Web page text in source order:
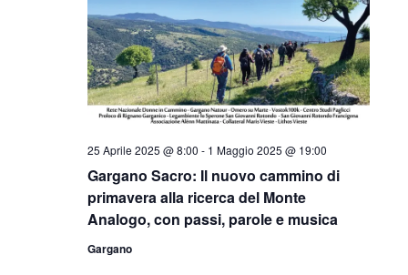
Gargano Sacro: Il nuovo cammino di
primavera alla ricerca del Monte
Analogo, con passi, parole e musica
25 Aprile 2025 @ 8:00 - 1 Maggio 2025 @ 19:00
Gargano